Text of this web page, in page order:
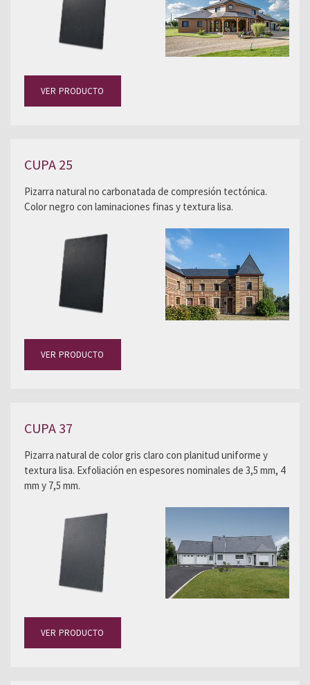
VER PRODUCTO
CUPA 25
Pizarra natural no carbonatada de compresión tectónica.
Color negro con laminaciones finas y textura lisa.
VER PRODUCTO
CUPA 37
Pizarra natural de color gris claro con planitud uniforme y
textura lisa. Exfoliación en espesores nominales de 3,5 mm, 4
mm y 7,5 mm.
VER PRODUCTO